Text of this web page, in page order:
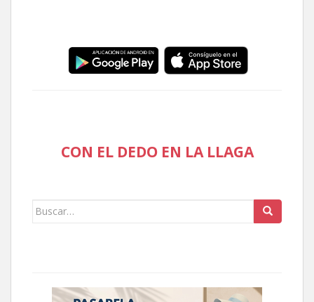
CON EL DEDO EN LA LLAGA
Buscar: